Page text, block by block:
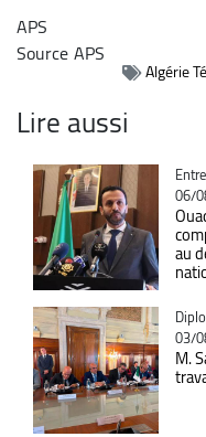
APS
SourceAPS
Algérie
Lire aussi
06/
au
03/
M.